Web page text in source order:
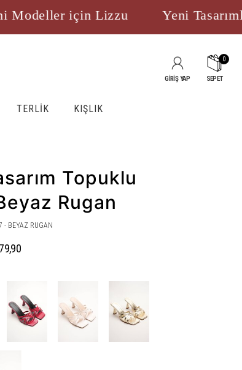
için Lizzu Yeni Tasarımlar
SEPET
0
GİRİŞ YAP
TERLİK KIŞLIK
Topuklu
Rugan
- BEYAZ RUGAN